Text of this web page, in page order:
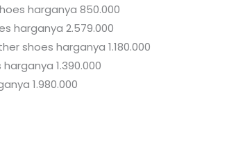
harganya 850.000
harganya 2.579.000
shoes harganya 1.180.000
1.390.000
1.980.000